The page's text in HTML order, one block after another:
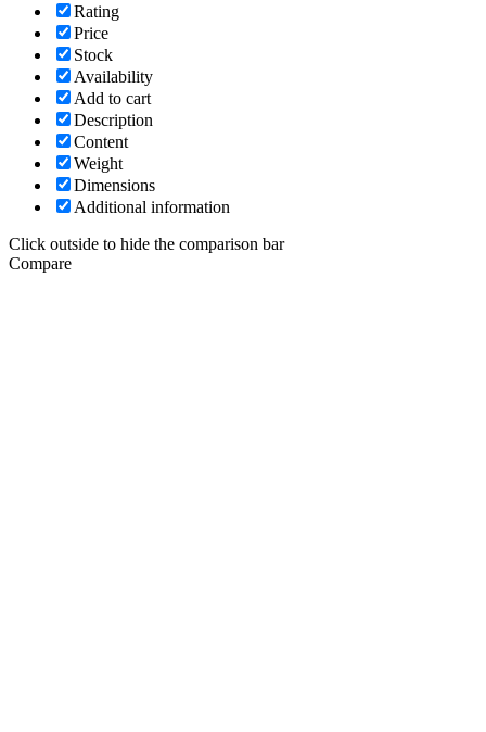
Rating
Price
Stock
Availability
Add to cart
Description
Content
Weight
Dimensions
Additional information
Click outside to hide the comparison bar
Compare